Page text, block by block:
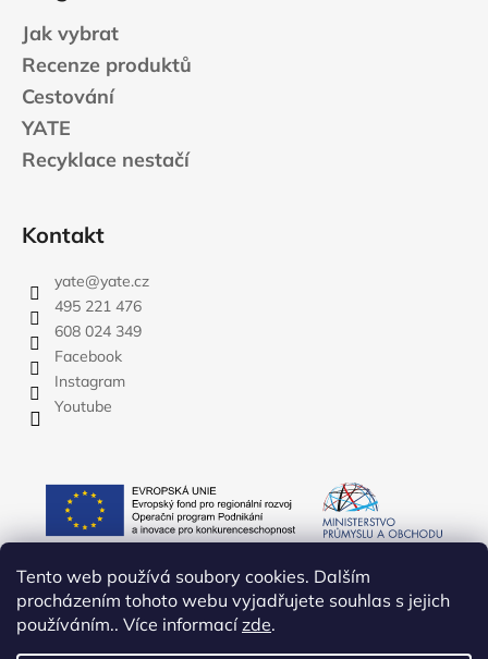
Tento web používá soubory cookies. Dalším
procházením tohoto webu vyjadřujete souhlas s jejich
používáním.. Více informacízde.
Jak vybrat
Recenze produktů
Cestování
YATE
Recyklace nestačí
Kontakt
yate@yate.cz
495 221 476
608 024 349
Facebook
Instagram
Youtube